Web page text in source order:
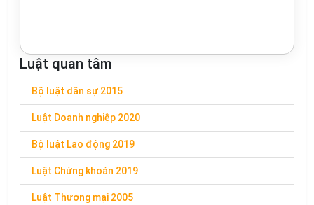
Luật quan tâm
Bộ luật dân sự 2015
Luật Doanh nghiệp 2020
Bộ luật Lao động 2019
Luật Chứng khoán 2019
Luật Thương mại 2005